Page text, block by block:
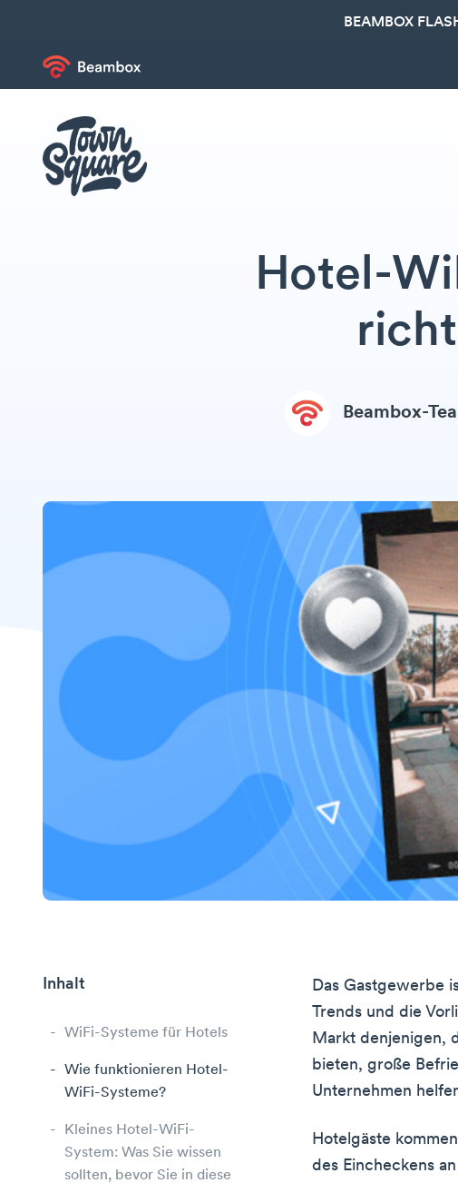
BEAMBOX
Hotel-
Beambox-
Inhalt
WiFi-Systeme für Hotels
Wie funktionieren Hotel-
WiFi-Systeme?
Kleines Hotel-WiFi-
System: Was Sie wissen
sollten, bevor Sie in diese
Das Gastgewerbe
Trends und die
Markt denjenigen,
bieten, große
Unternehmen
Hotelgäste
des Eincheckens